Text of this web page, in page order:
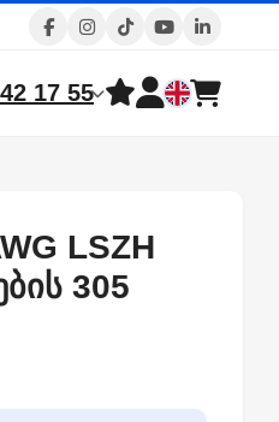
17 55
LSZH
305